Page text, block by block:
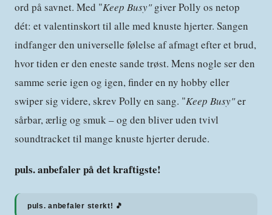
ord på savnet. Med "Keep Busy"giver Polly os netop
dét: et valentinskort til alle med knuste hjerter. Sangen
indfanger den universelle følelse af afmagt efter et brud,
hvor tiden er den eneste sande trøst. Mens nogle ser den
samme serie igen og igen, finder en ny hobby eller
swiper sig videre, skrev Polly en sang. "Keep Busy"er
sårbar, ærlig og smuk – og den bliver uden tvivl
soundtracket til mange knuste hjerter derude.
puls. anbefaler på det kraftigste!
puls. anbefaler sterkt! 🎵